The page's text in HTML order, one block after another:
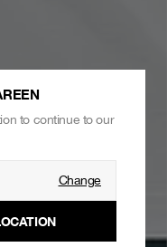
to continue to our
Change